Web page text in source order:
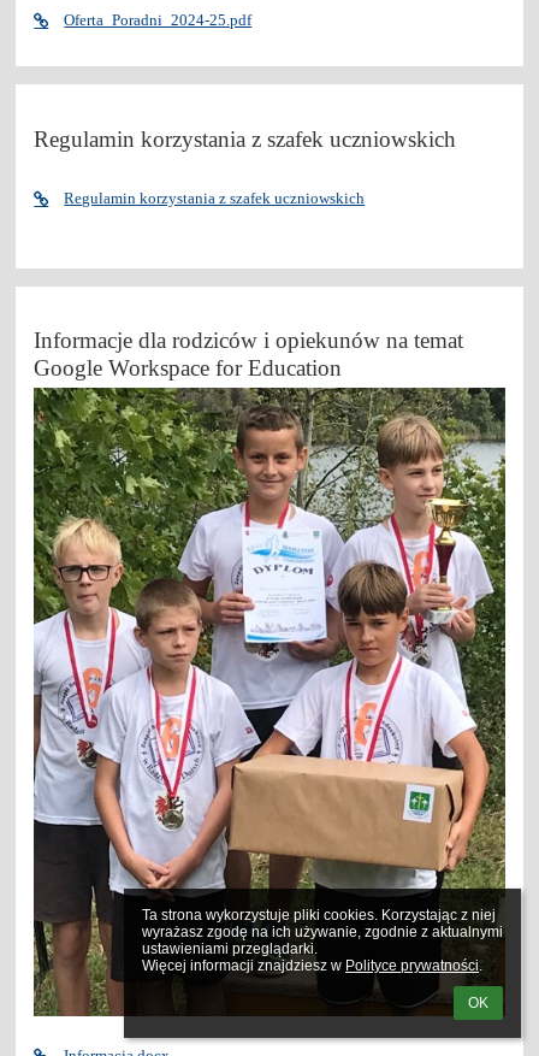
Ta strona wykorzystuje pliki cookies. Korzystając z niej
wyrażasz zgodę na ich używanie, zgodnie z aktualnymi
ustawieniami przeglądarki.
Więcej informacji znajdziesz w Polityce prywatności.
OK
Oferta_Poradni_2024-25.pdf
Regulamin korzystania z szafek uczniowskich
Regulamin korzystania z szafek uczniowskich
Informacje dla rodziców i opiekunów na temat
Google Workspace for Education